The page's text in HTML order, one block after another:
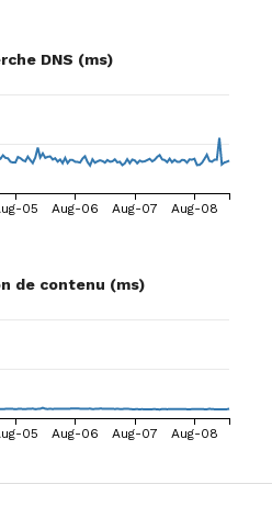
DNS (ms)
05 Aug-06 Aug-07 Aug-08
de contenu (ms)
05 Aug-06 Aug-07 Aug-08